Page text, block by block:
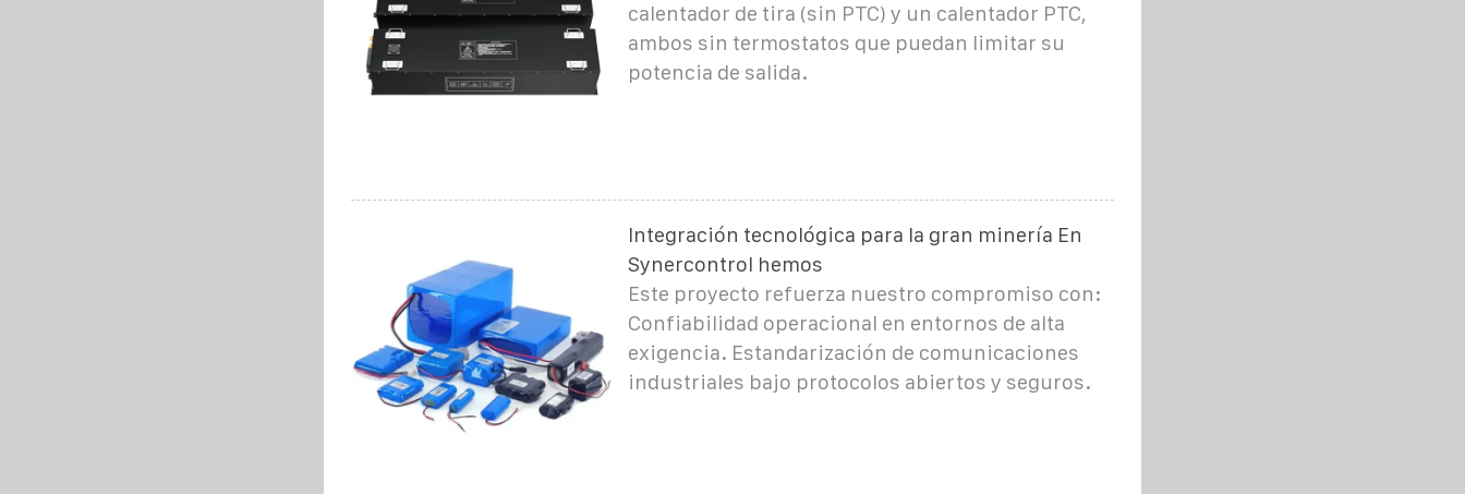
calentador de tira (sin PTC) y un calentador PTC,
ambos sin termostatos que puedan limitar su
potencia de salida.
Integración tecnológica para la gran minería En
Synercontrol hemos
Este proyecto refuerza nuestro compromiso con:
Confiabilidad operacional en entornos de alta
exigencia. Estandarización de comunicaciones
industriales bajo protocolos abiertos y seguros.